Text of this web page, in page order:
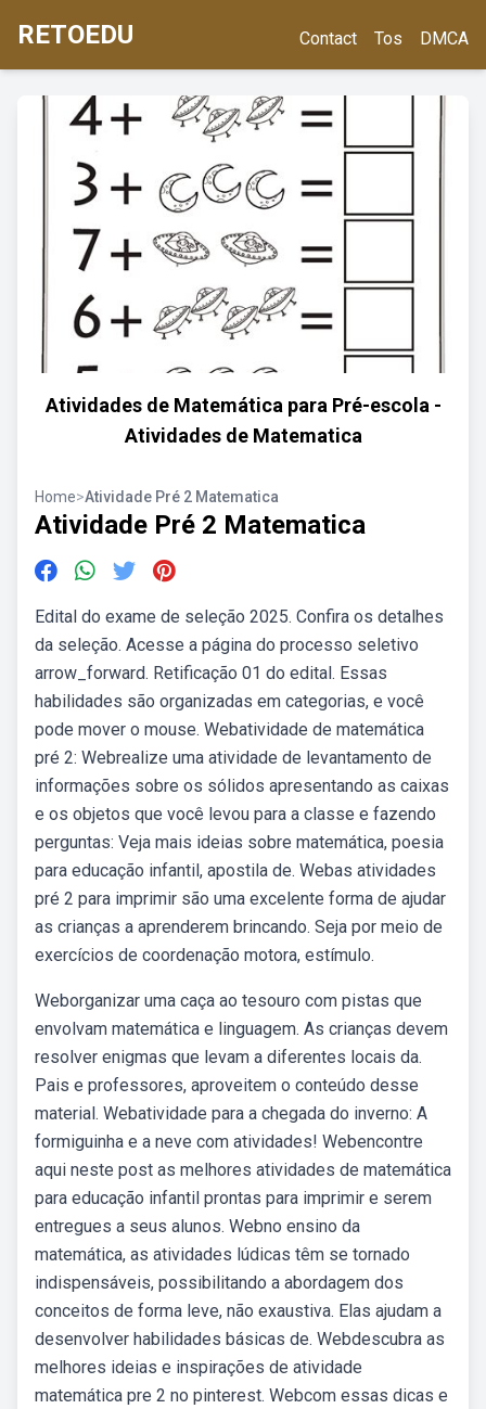
RETOEDU Contact Tos DMCA
Atividades de Matemática para Pré-escola -
Atividades de Matematica
Home>Atividade Pré 2 Matematica
Atividade Pré 2 Matematica
Edital do exame de seleção 2025. Confira os detalhes
da seleção. Acesse a página do processo seletivo
arrow_forward. Retificação 01 do edital. Essas
habilidades são organizadas em categorias, e você
pode mover o mouse. Webatividade de matemática
pré 2: Webrealize uma atividade de levantamento de
informações sobre os sólidos apresentando as caixas
e os objetos que você levou para a classe e fazendo
perguntas: Veja mais ideias sobre matemática, poesia
para educação infantil, apostila de. Webas atividades
pré 2 para imprimir são uma excelente forma de ajudar
as crianças a aprenderem brincando. Seja por meio de
exercícios de coordenação motora, estímulo.
Weborganizar uma caça ao tesouro com pistas que
envolvam matemática e linguagem. As crianças devem
resolver enigmas que levam a diferentes locais da.
Pais e professores, aproveitem o conteúdo desse
material. Webatividade para a chegada do inverno: A
formiguinha e a neve com atividades! Webencontre
aqui neste post as melhores atividades de matemática
para educação infantil prontas para imprimir e serem
entregues a seus alunos. Webno ensino da
matemática, as atividades lúdicas têm se tornado
indispensáveis, possibilitando a abordagem dos
conceitos de forma leve, não exaustiva. Elas ajudam a
desenvolver habilidades básicas de. Webdescubra as
melhores ideias e inspirações de atividade
matemática pre 2 no pinterest. Webcom essas dicas e